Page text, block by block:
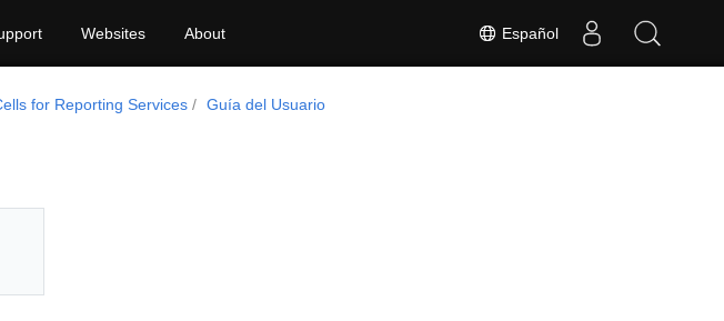
Español
Websites About
for Reporting Services Guía del Usuario